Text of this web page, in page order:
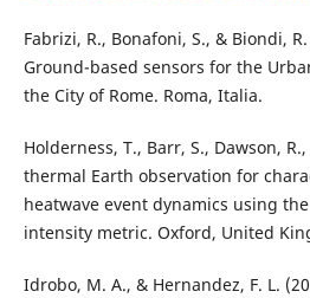
Fabrizi, R., Bonafoni, S., & Biondi,
Ground-based sensors for the
the City of Rome. Roma, Italia.
Holderness, T., Barr, S., Dawson,
thermal Earth observation for
heatwave event dynamics using
intensity metric. Oxford, United
Idrobo, M. A., & Hernandez, F. L.